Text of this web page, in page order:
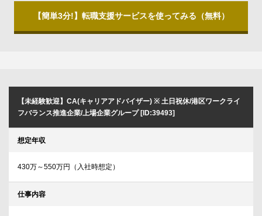
【簡単3分!】転職支援サービスを使ってみる（無料）
【未経験歓迎】CA(キャリアアドバイザー) ※ 土日祝休/港区ワークライ
フバランス推進企業/上場企業グループ [ID:39493]
想定年収
430万～550万円（入社時想定）
仕事内容